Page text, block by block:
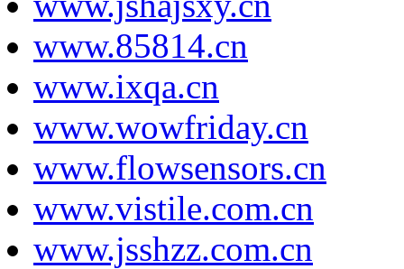
www.85814.cn
www.ixqa.cn
www.wowfriday.cn
www.flowsensors.cn
www.vistile.com.cn
www.jsshzz.com.cn